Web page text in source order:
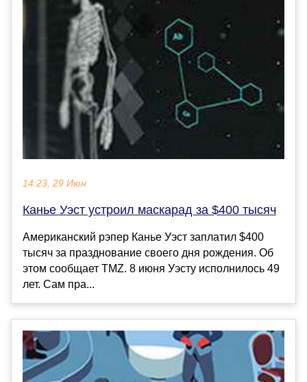
14:23, 29 Июн
Канье Уэст устроил маскарад за $400 тысяч
Американский рэпер Канье Уэст заплатил $400
тысяч за празднование своего дня рождения. Об
этом сообщает TMZ. 8 июня Уэсту исполнилось 49
лет. Сам пра...